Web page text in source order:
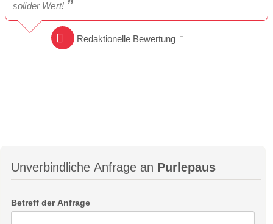
solider Wert!
Redaktionelle Bewertung
Unverbindliche Anfrage an Purlepaus
Betreff der Anfrage